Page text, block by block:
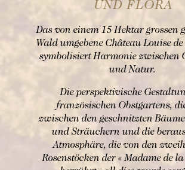
Buchen Zimmer
Buchen Zimmer
Buchen Gourmet-Restaurant
Buchen Bistro-Restaurant
BUCHEN
UND FLORA
Das von einem 15 Hektar grossen
Wald umgebene Château Louise
symbolisiert Harmonie zwischen
und Natur.
Die perspektivische
französischen Obstgartens,
zwischen den geschnitzten
und Sträuchern und die
Atmosphäre, die von den
Rosenstöcken der « Madame de